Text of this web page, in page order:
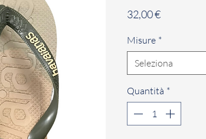
32,00 €Prezzo
Misure *
Seleziona
Quantità *